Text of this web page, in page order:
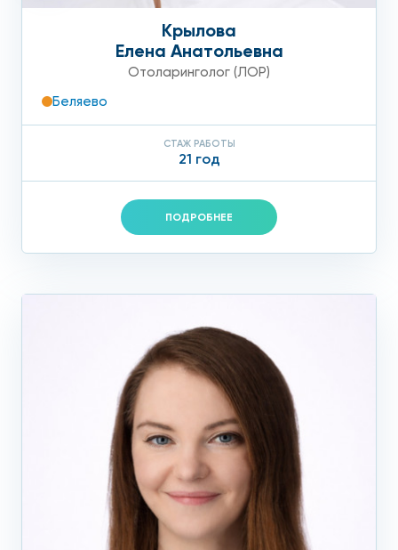
Крылова
Елена Анатольевна
Отоларинголог (ЛОР)
Беляево
СТАЖ РАБОТЫ
21 год
ПОДРОБНЕЕ